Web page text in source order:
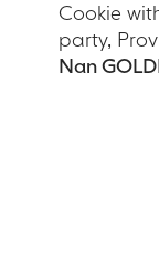
Cookie
party,
Nan